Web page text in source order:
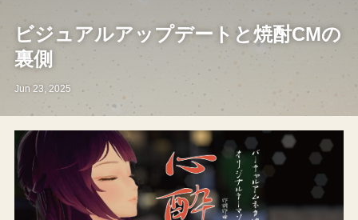
ビジュアルアップデートと焼酎CMの
裏側
Jun 23, 2025